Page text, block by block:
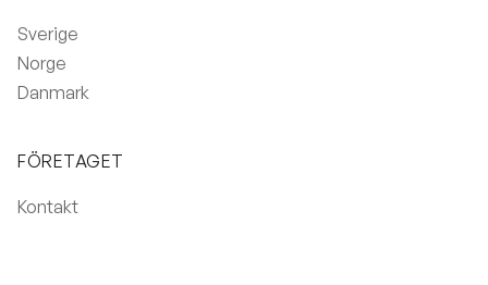
Sverige
Norge
Danmark
FÖRETAGET
Kontakt